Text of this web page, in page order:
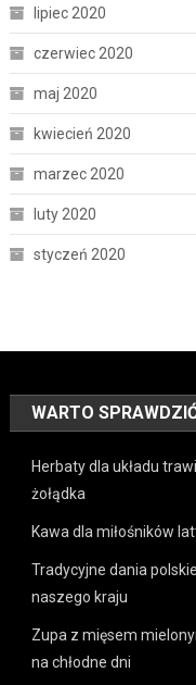
lipiec 2020
czerwiec 2020
maj 2020
kwiecień 2020
marzec 2020
luty 2020
styczeń 2020
WARTO
Herbaty dla układu
żołądka
Kawa dla miłośników
Tradycyjne dania
naszego kraju
Zupa z mięsem
na chłodne dni